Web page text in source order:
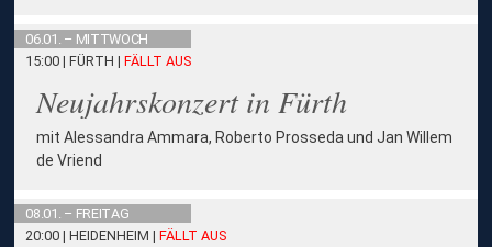
06.01. – MITTWOCH
15:00 | FÜRTH|FÄLLT AUS
Neujahrskonzert in Fürth
mit Alessandra Ammara, Roberto Prosseda und Jan Willem
de Vriend
08.01. – FREITAG
20:00 | HEIDENHEIM|FÄLLT AUS